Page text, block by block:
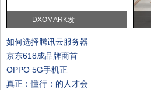
DXOMARK发
如何选择腾讯云服务器
京东618成品牌商首
OPPO 5G手机正
真正：懂行：的人才会